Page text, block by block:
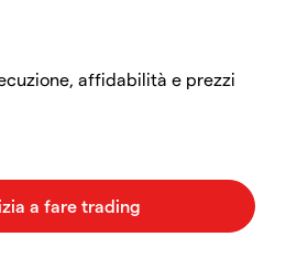
affidabilità e prezzi